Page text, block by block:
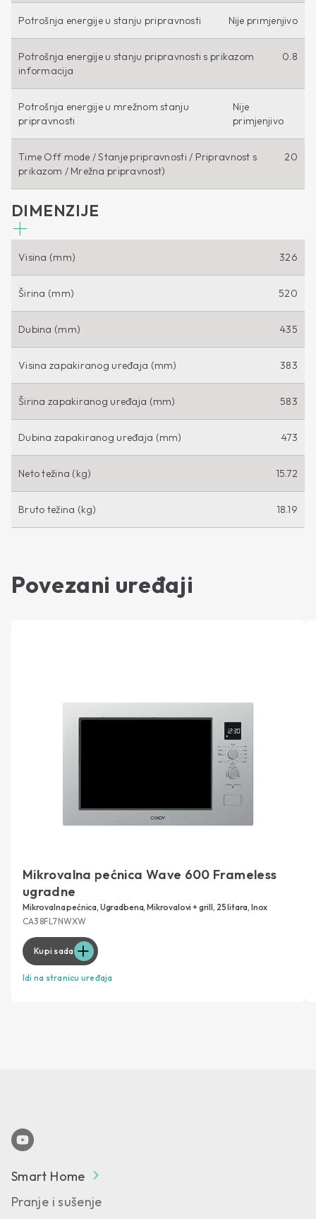
Potrošnja energije u stanju pripravnosti Nije primjenjivo
Potrošnja energije u stanju pripravnosti s prikazom
informacija
0.8
Potrošnja energije u mrežnom stanju
pripravnosti
Nije
primjenjivo
Time Off mode / Stanje pripravnosti / Pripravnost s
prikazom / Mrežna pripravnost)
20
DIMENZIJE
Visina (mm) 326
Širina (mm) 520
Dubina (mm) 435
Visina zapakiranog uređaja (mm) 383
Širina zapakiranog uređaja (mm) 583
Dubina zapakiranog uređaja (mm) 473
Neto težina (kg) 15.72
Bruto težina (kg) 18.19
Povezani uređaji
Mikrovalna pećnica Wave 600 Frameless
ugradne
Mikrovalna pećnica, Ugradbena, Mikrovalovi + grill, 25 litara, Inox
CA38FL7NWXW
Kupi sada
Idi na stranicu uređaja
Smart Home
Pranje i sušenje